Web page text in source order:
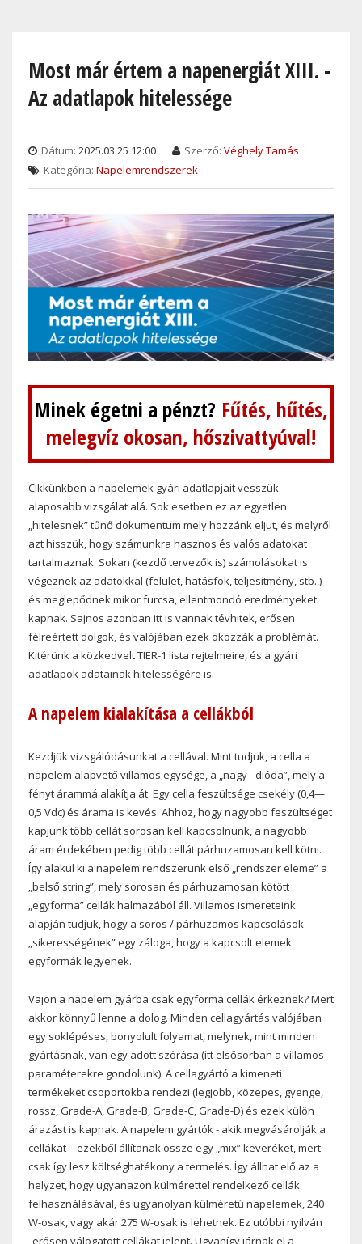
contentMost már értem a napenergiát XIII. -
Az adatlapok hitelessége
Dátum: 2025.03.25 12:00 Szerző: Véghely Tamás
Kategória: Napelemrendszerek
Minek égetni a pénzt? Fűtés, hűtés,
melegvíz okosan, hőszivattyúval!
Cikkünkben a napelemek gyári adatlapjait vesszük
alaposabb vizsgálat alá. Sok esetben ez az egyetlen
„hitelesnek” tűnő dokumentum mely hozzánk eljut, és melyről
azt hisszük, hogy számunkra hasznos és valós adatokat
tartalmaznak. Sokan (kezdő tervezők is) számolásokat is
végeznek az adatokkal (felület, hatásfok, teljesítmény, stb.,)
és meglepődnek mikor furcsa, ellentmondó eredményeket
kapnak. Sajnos azonban itt is vannak tévhitek, erősen
félreértett dolgok, és valójában ezek okozzák a problémát.
Kitérünk a közkedvelt TIER-1 lista rejtelmeire, és a gyári
adatlapok adatainak hitelességére is.
A napelem kialakítása a cellákból
Kezdjük vizsgálódásunkat a cellával. Mint tudjuk, a cella a
napelem alapvető villamos egysége, a „nagy –dióda”, mely a
fényt árammá alakítja át. Egy cella feszültsége csekély (0,4—
0,5 Vdc) és árama is kevés. Ahhoz, hogy nagyobb feszültséget
kapjunk több cellát sorosan kell kapcsolnunk, a nagyobb
áram érdekében pedig több cellát párhuzamosan kell kötni.
Így alakul ki a napelem rendszerünk első „rendszer eleme” a
„belső string”, mely sorosan és párhuzamosan kötött
„egyforma” cellák halmazából áll. Villamos ismereteink
alapján tudjuk, hogy a soros / párhuzamos kapcsolások
„sikerességének” egy záloga, hogy a kapcsolt elemek
egyformák legyenek.
Vajon a napelem gyárba csak egyforma cellák érkeznek? Mert
akkor könnyű lenne a dolog. Minden cellagyártás valójában
egy soklépéses, bonyolult folyamat, melynek, mint minden
gyártásnak, van egy adott szórása (itt elsősorban a villamos
paraméterekre gondolunk). A cellagyártó a kimeneti
termékeket csoportokba rendezi (legjobb, közepes, gyenge,
rossz, Grade-A, Grade-B, Grade-C, Grade-D) és ezek külön
árazást is kapnak. A napelem gyártók - akik megvásárolják a
cellákat – ezekből állítanak össze egy „mix” keveréket, mert
csak így lesz költséghatékony a termelés. Így állhat elő az a
helyzet, hogy ugyanazon külmérettel rendelkező cellák
felhasználásával, és ugyanolyan külméretű napelemek, 240
W-osak, vagy akár 275 W-osak is lehetnek. Ez utóbbi nyilván
„erősen válogatott cellákat jelent. Ugyanígy járnak el a